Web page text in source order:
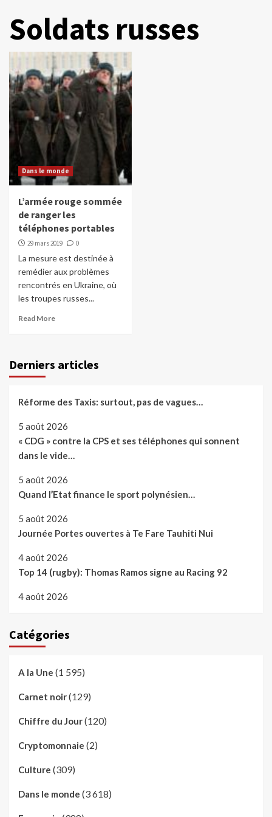
Soldats russes
Dans le monde
L’armée rouge sommée
de ranger les
téléphones portables
29 mars 2019 0
La mesure est destinée à
remédier aux problèmes
rencontrés en Ukraine, où
les troupes russes...
Read More
Derniers articles
Réforme des Taxis: surtout, pas de vagues…
5 août 2026
« CDG » contre la CPS et ses téléphones qui sonnent
dans le vide…
5 août 2026
Quand l’Etat finance le sport polynésien…
5 août 2026
Journée Portes ouvertes à Te Fare Tauhiti Nui
4 août 2026
Top 14 (rugby): Thomas Ramos signe au Racing 92
4 août 2026
Catégories
A la Une (1 595)
Carnet noir(129)
Chiffre du Jour(120)
Cryptomonnaie (2)
Culture (309)
Dans le monde (3 618)